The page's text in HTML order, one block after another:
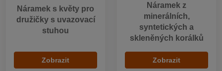
Náramek s květy pro
družičky s uvazovací
stuhou
Zobrazit
Náramek z
minerálních,
syntetických a
skleněných korálků
Zobrazit